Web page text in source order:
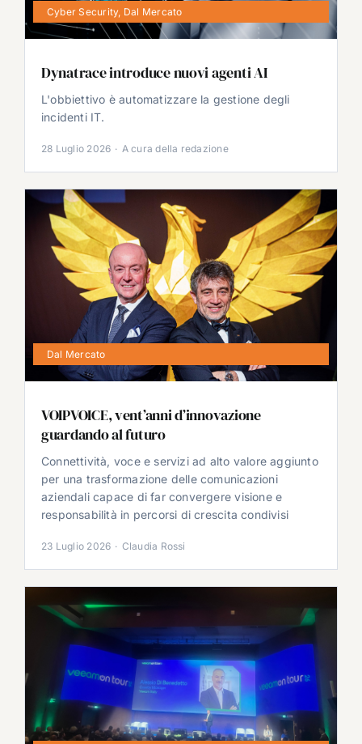
Cyber Security, Dal Mercato
Dynatrace introduce nuovi agenti AI
L'obbiettivo è automatizzare la gestione degli
incidenti IT.
28 Luglio 2026 · A cura della redazione
Dal Mercato
VOIPVOICE, vent’anni d’innovazione
guardando al futuro
Connettività, voce e servizi ad alto valore aggiunto
per una trasformazione delle comunicazioni
aziendali capace di far convergere visione e
responsabilità in percorsi di crescita condivisi
23 Luglio 2026 · Claudia Rossi